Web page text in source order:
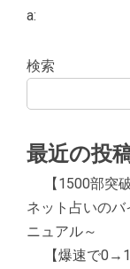
a:
検索
最近の投
【1500部
ネット占いの
ニュアル～
【爆速で